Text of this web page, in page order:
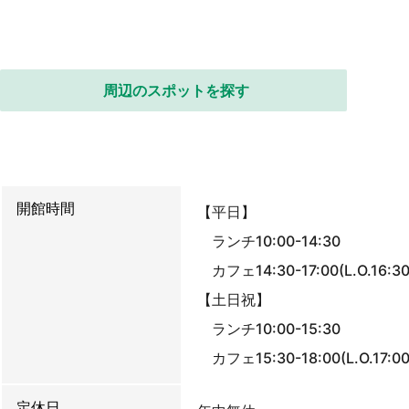
周辺のスポットを探す
開館時間
【平日】
ランチ10:00-14:30
カフェ14:30-
【土日祝】
ランチ10:00-15:30
カフェ15:30-